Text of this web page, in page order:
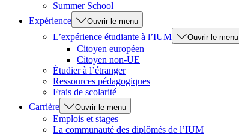
Summer School
Expérience
Ouvrir le menu
L’expérience étudiante à l’IUM Ouvrir le menu
Citoyen européen
Citoyen non-UE
Étudier à l’étranger
Ressources pédagogiques
Frais de scolarité
Carrière
Ouvrir le menu
Emplois et stages
La communauté des diplômés de l’IUM